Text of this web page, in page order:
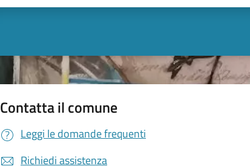
Contatta il comune
Leggi le domande frequenti
Richiedi assistenza